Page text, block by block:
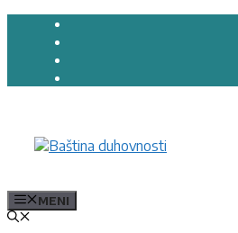
Preskoči
MENI